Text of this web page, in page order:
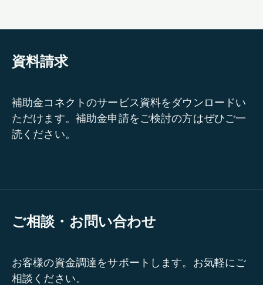
資料請求
補助金コネクトのサービス資料をダウンロードい
ただけます。補助金申請をご検討の方はぜひご一
読ください。
ご相談・お問い合わせ
お客様の資金調達をサポートします。お気軽にご
相談ください。